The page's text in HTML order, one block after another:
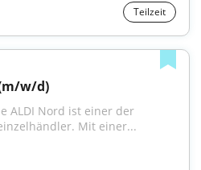
Teilzeit
w/d)
ALDI Nord ist einer der
Mit einer...